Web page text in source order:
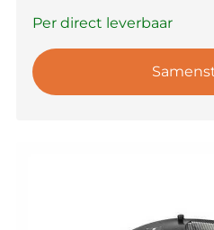
Per direct leverbaar